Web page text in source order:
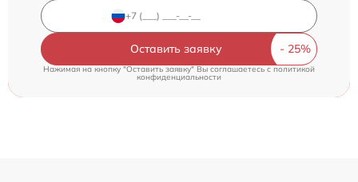
Оставить заявку
Нажимая на кнопку "Оставить заявку" Вы соглашаетесь cполитикой
конфиденциальности